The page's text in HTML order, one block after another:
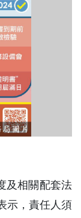
及相關配套法
示，責任人須